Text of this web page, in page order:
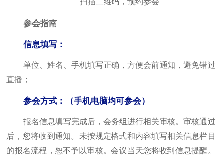
扫描二维码，预约参会
参会指南
信息填写：
单位、姓名、手机填写正确，方便会前通知，避免错过
直播；
参会方式：（手机电脑均可参会）
报名信息填写完成后，会务组进行相关审核。审核通过
后，您将收到通知。未按规定格式和内容填写相关信息栏目
的报名流程，恕不予以审核。会议当天您将收到信息提醒。